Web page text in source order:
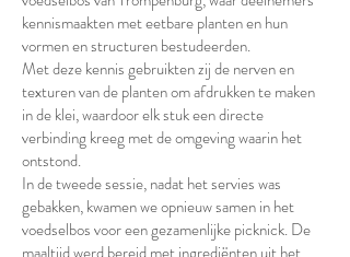
kennismaakten met eetbare planten en hun
vormen en structuren bestudeerden.
Met deze kennis gebruikten zij de nerven en
texturen van de planten om afdrukken te maken
in de klei, waardoor elk stuk een directe
verbinding kreeg met de omgeving waarin het
ontstond.
In de tweede sessie, nadat het servies was
gebakken, kwamen we opnieuw samen in het
voedselbos voor een gezamenlijke picknick. De